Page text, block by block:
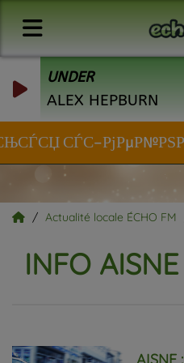
UNDER
ALEX HEPBURN
СЃС–РјРµР№РЅРёР№
Actualité locale ÉCHO FM
INFO AISNE